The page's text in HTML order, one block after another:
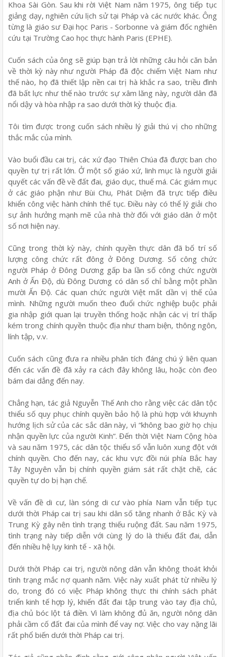
Khoa Sài Gòn. Sau khi rời Việt Nam năm 1975, ông tiếp tục
giảng dạy, nghiên cứu lịch sử tại Pháp và các nước khác. Ông
từng là giáo sư Đại học Paris - Sorbonne và giám đốc nghiên
cứu tại Trường Cao học thực hành Paris (EPHE).
Cuốn sách của ông sẽ giúp bạn trả lời những câu hỏi căn bản
về thời kỳ này như người Pháp đã độc chiếm Việt Nam như
thế nào, họ đã thiết lập nền cai trị hà khắc ra sao, triều đình
đã bất lực như thế nào trước sự xâm lăng này, người dân đã
nổi dậy và hòa nhập ra sao dưới thời kỳ thuộc địa.
Tôi tìm được trong cuốn sách nhiều lý giải thú vị cho những
thắc mắc của mình.
Vào buổi đầu cai trị, các xứ đạo Thiên Chúa đã được ban cho
quyền tự trị rất lớn. Ở một số giáo xứ, linh mục là người giải
quyết các vấn đề về đất đai, giáo dục, thuế má. Các giám mục
ở các giáo phận như Bùi Chu, Phát Diệm đã trực tiếp điều
khiển công việc hành chính thế tục. Điều này có thể lý giải cho
sự ảnh hưởng mạnh mẽ của nhà thờ đối với giáo dân ở một
số nơi hiện nay.
Cũng trong thời kỳ này, chính quyền thực dân đã bố trí số
lượng công chức rất đông ở Đông Dương. Số công chức
người Pháp ở Đông Dương gấp ba lần số công chức người
Anh ở Ấn Độ, dù Đông Dương có dân số chỉ bằng một phần
mười Ấn Độ. Các quan chức người Việt mất dần vị thế của
mình. Những người muốn theo đuổi chức nghiệp buộc phải
gia nhập giới quan lại truyền thống hoặc nhận các vị trí thấp
kém trong chính quyền thuộc địa như tham biện, thông ngôn,
lính tập, v.v.
Cuốn sách cũng đưa ra nhiều phân tích đáng chú ý liên quan
đến các vấn đề đã xảy ra cách đây không lâu, hoặc còn đeo
bám dai dẳng đến nay.
Chẳng hạn, tác giả Nguyễn Thế Anh cho rằng việc các dân tộc
thiểu số quy phục chính quyền bảo hộ là phù hợp với khuynh
hướng lịch sử của các sắc dân này, vì “không bao giờ họ chịu
nhận quyền lực của người Kinh”. Đến thời Việt Nam Cộng hòa
và sau năm 1975, các dân tộc thiểu số vẫn luôn xung đột với
chính quyền. Cho đến nay, các khu vực đồi núi phía Bắc hay
Tây Nguyên vẫn bị chính quyền giám sát rất chặt chẽ, các
quyền tự do bị hạn chế.
Về vấn đề di cư, làn sóng di cư vào phía Nam vẫn tiếp tục
dưới thời Pháp cai trị sau khi dân số tăng nhanh ở Bắc Kỳ và
Trung Kỳ gây nên tình trạng thiếu ruộng đất. Sau năm 1975,
tình trạng này tiếp diễn với cùng lý do là thiếu đất đai, dẫn
đến nhiều hệ lụy kinh tế - xã hội.
Dưới thời Pháp cai trị, người nông dân vẫn không thoát khỏi
tình trạng mắc nợ quanh năm. Việc này xuất phát từ nhiều lý
do, trong đó có việc Pháp không thực thi chính sách phát
triển kinh tế hợp lý, khiến đất đai tập trung vào tay địa chủ,
địa chủ bóc lột tá điền. Vì làm không đủ ăn, người nông dân
phải cầm cố đất đai của mình để vay nợ. Việc cho vay nặng lãi
rất phổ biến dưới thời Pháp cai trị.